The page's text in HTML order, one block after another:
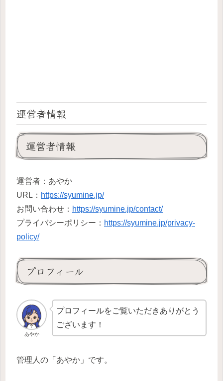
運営者情報
運営者情報
運営者：あやか
URL： https://syumine.jp/
お問い合わせ： https://syumine.jp/contact/
プライバシーポリシー： https://syumine.jp/privacy-
policy/
プロフィール
あやか
プロフィールをご覧いただきありがとう
ございます！
管理人の「あやか」です。